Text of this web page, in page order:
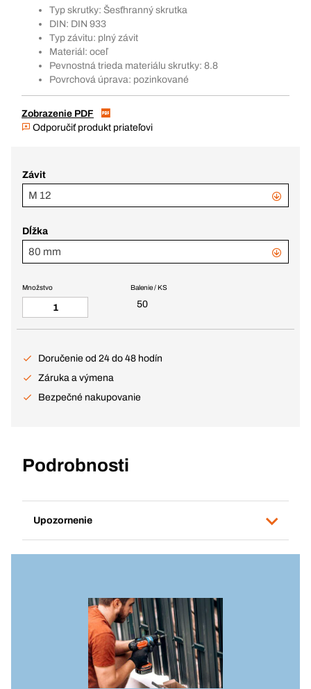
Typ skrutky: Šesťhranný skrutka
DIN: DIN 933
Typ závitu: plný závit
Materiál: oceľ
Pevnostná trieda materiálu skrutky: 8.8
Povrchová úprava: pozinkované
Zobrazenie PDF
Odporučiť produkt priateľovi
Závit
M 12
Dĺžka
80 mm
Balenie / KS
50
Množstvo
Doručenie od 24 do 48 hodín
Záruka a výmena
Bezpečné nakupovanie
Podrobnosti
Upozornenie